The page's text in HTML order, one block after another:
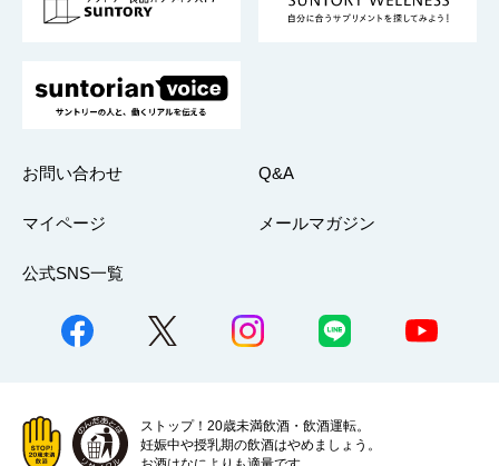
採用情報
お問い合わせ Q&A
マイページ メールマガジン
公式SNS一覧
ストップ！20歳未満飲酒・飲酒運転。
妊娠中や授乳期の飲酒はやめましょう。